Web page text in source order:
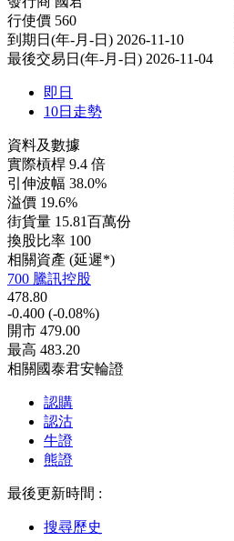
行使價 560
到期日(年-月-日) 2026-11-10
最後交易日(年-月-日) 2026-11-04
即日
10日走勢
資料及數據
實際槓桿 9.4 倍
引伸波幅 38.0%
溢價 19.6%
街貨量 15.81百萬份
換股比率 100
相關資產 (延遲*)
700 騰訊控股
478.80
-0.400 (-0.08%)
開市 479.00
最高 483.20
相關國泰君安輪證
認購
認沽
牛證
熊證
最後更新時間 :
搜尋歷史